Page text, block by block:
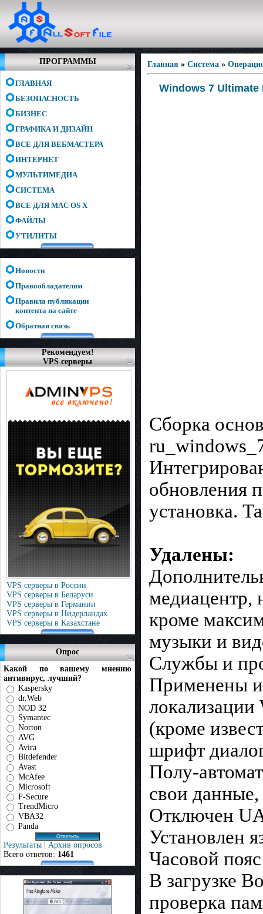
ПРОГРАММЫ
ГЛАВНАЯ
БЕЗОПАСНОСТЬ
БИЗНЕС
ГРАФИКА И ДИЗАЙН
ВСЕ ДЛЯ ВЕБМАСТЕРА
ИНТЕРНЕТ
МУЛЬТИМЕДИА
СИСТЕМА
ВСЕ ДЛЯ MAC OS X
ФАЙЛЫ
УТИЛИТЫ
Новости
Правообладателям
Правила публикации
контента на сайте
Обратная связь
Рекомендуем!
VPS серверы
VPS серверы в России
VPS серверы в Беларуси
VPS серверы в Германии
VPS серверы в Нидерландах
VPS серверы в Казахстане
Опрос
Какой по вашему мнению
антивирус, лучший?
Kaspersky
dr.Web
NOD 32
Symantec
Norton
AVG
Avira
Bitdefender
Avast
McAfee
Microsoft
F-Secure
TrendMicro
VBA32
Panda
Результаты | Архив опросов
Всего ответов: 1461
Главная » Система »
Windows 7 Ultimate
Сборка
обновления
установка.
Удалены:
медиацентр,
кроме
музыки и
Службы и
Применены
локализации
(кроме
шрифт
Полу-
свои данные,
Отключен
Установлен
Часовой
В загрузке
проверка